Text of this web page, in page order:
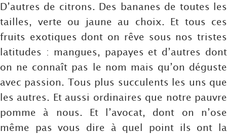
D’autres de citrons. Des bananes de toutes les
tailles, verte ou jaune au choix. Et tous ces
fruits exotiques dont on rêve sous nos tristes
latitudes : mangues, papayes et d’autres dont
on ne connaît pas le nom mais qu’on déguste
avec passion. Tous plus succulents les uns que
les autres. Et aussi ordinaires que notre pauvre
pomme à nous. Et l’avocat, dont on n’ose
même pas vous dire à quel point ils ont la